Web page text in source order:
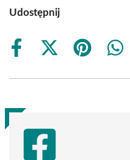
Udostępnij
Share
Share
(Twitter)
Share